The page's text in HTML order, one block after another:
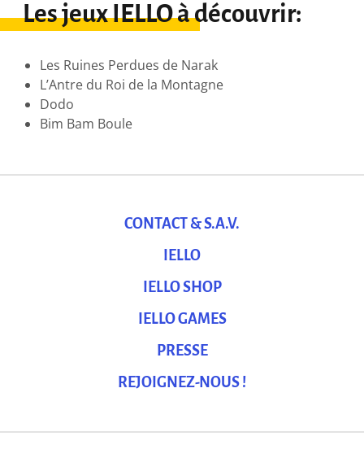
Les jeux IELLO à découvrir:
Les Ruines Perdues de Narak
L’Antre du Roi de la Montagne
Dodo
Bim Bam Boule
CONTACT & S.A.V.
IELLO
IELLO SHOP
IELLO GAMES
PRESSE
REJOIGNEZ-NOUS !